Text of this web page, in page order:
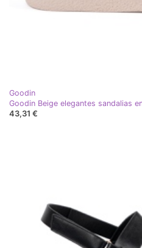
Goodin
Goodin Beige elegantes sandalias
43,31 €